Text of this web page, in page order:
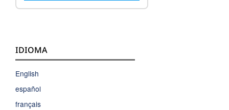
IDIOMA
English
español
français